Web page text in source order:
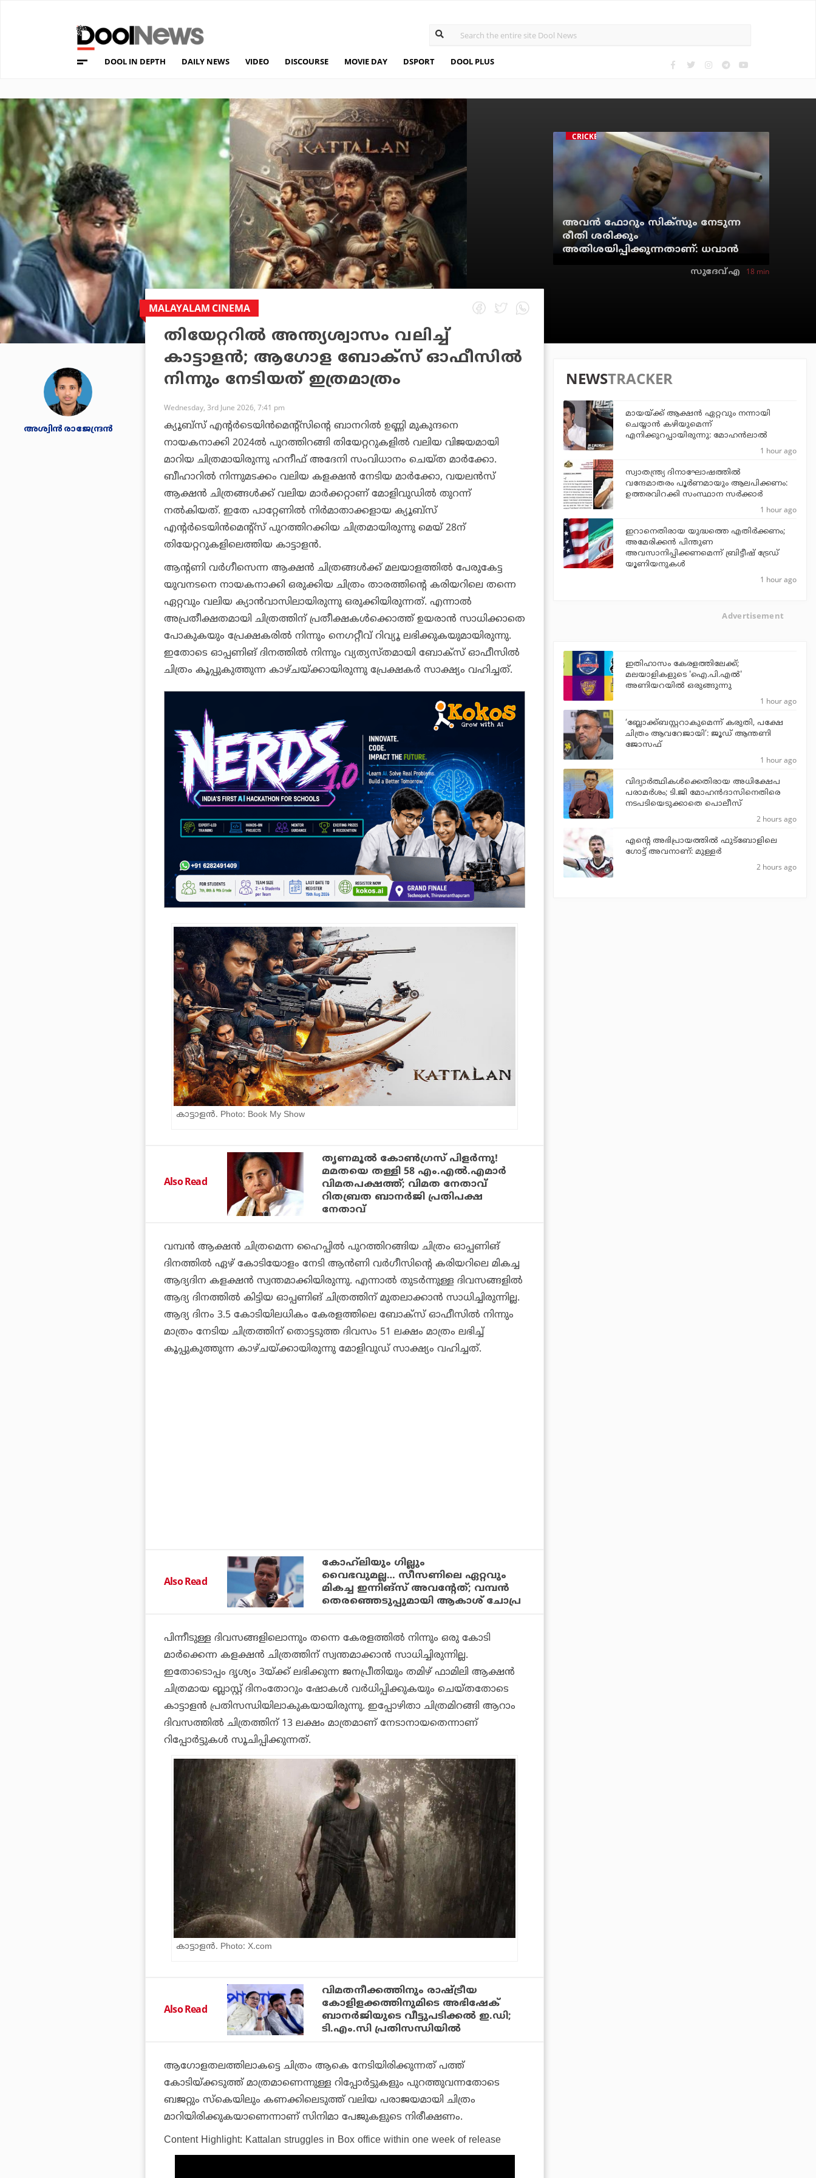
DOOL IN DEPTH DAILY NEWS VIDEO DISCOURSE MOVIE DAY DSPORT DOOL PLUS
CRICKET
അവന്‍ ഫോറും സിക്സും നേടുന്ന
രീതി ശരിക്കും
അതിശയിപ്പിക്കുന്നതാണ്: ധവാന്‍
സുദേവ് എ 18 min
അശ്വിന്‍ രാജേന്ദ്രന്‍
MALAYALAM CINEMA
തിയേറ്ററില്‍ അന്ത്യശ്വാസം വലിച്ച്
കാട്ടാളന്‍; ആഗോള ബോക്‌സ് ഓഫീസില്‍
നിന്നും നേടിയത് ഇത്രമാത്രം
Wednesday, 3rd June 2026, 7:41 pm
ക്യൂബ്സ് എന്റര്‍ടെയിന്‍മെന്റ്സിന്റെ ബാനറില്‍ ഉണ്ണി മുകുന്ദനെ
നായകനാക്കി 2024ല്‍ പുറത്തിറങ്ങി തിയേറ്ററുകളില്‍ വലിയ വിജയമായി
മാറിയ ചിത്രമായിരുന്നു ഹനീഫ് അദേനി സംവിധാനം ചെയ്ത മാര്‍ക്കോ.
ബീഹാറില്‍ നിന്നുമടക്കം വലിയ കളക്ഷന്‍ നേടിയ മാര്‍ക്കോ, വയലന്‍സ്
ആക്ഷന്‍ ചിത്രങ്ങള്‍ക്ക് വലിയ മാര്‍ക്കറ്റാണ് മോളിവുഡില്‍ തുറന്ന്
നല്‍കിയത്. ഇതേ പാറ്റേണില്‍ നിര്‍മാതാക്കളായ ക്യൂബ്സ്
എന്റര്‍ടെയിന്‍മെന്റ്സ് പുറത്തിറക്കിയ ചിത്രമായിരുന്നു മെയ് 28ന്
തിയേറ്ററുകളിലെത്തിയ കാട്ടാളന്‍.
ആന്റണി വര്‍ഗീസെന്ന ആക്ഷന്‍ ചിത്രങ്ങള്‍ക്ക് മലയാളത്തില്‍ പേരുകേട്ട
യുവനടനെ നായകനാക്കി ഒരുക്കിയ ചിത്രം താരത്തിന്റെ കരിയറിലെ തന്നെ
ഏറ്റവും വലിയ ക്യാന്‍വാസിലായിരുന്നു ഒരുക്കിയിരുന്നത്. എന്നാല്‍
അപ്രതീക്ഷതമായി ചിത്രത്തിന് പ്രതീക്ഷകള്‍ക്കൊത്ത് ഉയരാന്‍ സാധിക്കാതെ
പോകുകയും പ്രേക്ഷകരില്‍ നിന്നും നെഗറ്റീവ് റിവ്യൂ ലഭിക്കുകയുമായിരുന്നു.
ഇതോടെ ഓപ്പണിങ് ദിനത്തില്‍ നിന്നും വ്യത്യസ്തമായി ബോക്‌സ് ഓഫീസില്‍
ചിത്രം കൂപ്പുകുത്തുന്ന കാഴ്ചയ്ക്കായിരുന്നു പ്രേക്ഷകര്‍ സാക്ഷ്യം വഹിച്ചത്.
കാട്ടാളന്‍. Photo: Book My Show
Also Read
തൃണമൂൽ കോൺഗ്രസ് പിളർന്നു!
മമതയെ തള്ളി 58 എം.എൽ.എമാർ
വിമതപക്ഷത്ത്; വിമത നേതാവ്
റിതബ്രത ബാനർജി പ്രതിപക്ഷ
നേതാവ്
വമ്പന്‍ ആക്ഷന്‍ ചിത്രമെന്ന ഹൈപ്പില്‍ പുറത്തിറങ്ങിയ ചിത്രം ഓപ്പണിങ്
ദിനത്തില്‍ ഏഴ് കോടിയോളം നേടി ആന്‍ണി വര്‍ഗീസിന്റെ കരിയറിലെ മികച്ച
ആദ്യദിന കളക്ഷന്‍ സ്വന്തമാക്കിയിരുന്നു. എന്നാല്‍ തുടര്‍ന്നുള്ള ദിവസങ്ങളില്‍
ആദ്യ ദിനത്തില്‍ കിട്ടിയ ഓപ്പണിങ് ചിത്രത്തിന് മുതലാക്കാന്‍ സാധിച്ചിരുന്നില്ല.
ആദ്യ ദിനം 3.5 കോടിയിലധികം കേരളത്തിലെ ബോക്‌സ് ഓഫീസില്‍ നിന്നും
മാത്രം നേടിയ ചിത്രത്തിന് തൊട്ടടുത്ത ദിവസം 51 ലക്ഷം മാത്രം ലഭിച്ച്
കൂപ്പുകുത്തുന്ന കാഴ്ചയ്ക്കായിരുന്നു മോളിവുഡ് സാക്ഷ്യം വഹിച്ചത്.
Also Read
കോഹ്‌ലിയും ഗില്ലും
വൈഭവുമല്ല… സീസണിലെ ഏറ്റവും
മികച്ച ഇന്നിങ്‌സ് അവന്റേത്; വമ്പന്‍
തെരഞ്ഞെടുപ്പുമായി ആകാശ് ചോപ്ര
പിന്നീടുള്ള ദിവസങ്ങളിലൊന്നും തന്നെ കേരളത്തില്‍ നിന്നും ഒരു കോടി
മാര്‍ക്കെന്ന കളക്ഷന്‍ ചിത്രത്തിന് സ്വന്തമാക്കാന്‍ സാധിച്ചിരുന്നില്ല.
ഇതോടൊപ്പം ദൃശ്യം 3യ്ക്ക് ലഭിക്കുന്ന ജനപ്രീതിയും തമിഴ് ഫാമിലി ആക്ഷന്‍
ചിത്രമായ ബ്ലാസ്റ്റ് ദിനംതോറും ഷോകള്‍ വര്‍ധിപ്പിക്കുകയും ചെയ്തതോടെ
കാട്ടാളന്‍ പ്രതിസന്ധിയിലാകുകയായിരുന്നു. ഇപ്പോഴിതാ ചിത്രമിറങ്ങി ആറാം
ദിവസത്തില്‍ ചിത്രത്തിന് 13 ലക്ഷം മാത്രമാണ് നേടാനായതെന്നാണ്
റിപ്പോര്‍ട്ടുകള്‍ സൂചിപ്പിക്കുന്നത്.
കാട്ടാളന്‍. Photo: X.com
Also Read
വിമതനീക്കത്തിനും രാഷ്ട്രീയ
കോളിളക്കത്തിനുമിടെ അഭിഷേക്
ബാന‍ർജിയുടെ വീട്ടുപടിക്കൽ ഇ.ഡി;
ടി.എം.സി പ്രതിസന്ധിയിൽ
ആഗോളതലത്തിലാകട്ടെ ചിത്രം ആകെ നേടിയിരിക്കുന്നത് പത്ത്
കോടിയ്ക്കടുത്ത് മാത്രമാണെന്നുള്ള റിപ്പോര്‍ട്ടുകളും പുറത്തുവന്നതോടെ
ബജറ്റും സ്‌കെയിലും കണക്കിലെടുത്ത് വലിയ പരാജയമായി ചിത്രം
മാറിയിരിക്കുകയാണെന്നാണ് സിനിമാ പേജുകളുടെ നിരീക്ഷണം.
Content Highlight: Kattalan struggles in Box office within one week of release
NEWSTRACKER
മായയ്ക്ക് ആക്ഷന്‍ ഏറ്റവും നന്നായി
ചെയ്യാന്‍ കഴിയുമെന്ന്
എനിക്കുറപ്പായിരുന്നു: മോഹന്‍ലാല്‍
1 hour ago
സ്വാതന്ത്ര്യ ദിനാഘോഷത്തില്‍
വന്ദേമാതരം പൂര്‍ണമായും ആലപിക്കണം:
ഉത്തരവിറക്കി സംസ്ഥാന സര്‍ക്കാര്‍
1 hour ago
ഇറാനെതിരായ യുദ്ധത്തെ എതിര്‍ക്കണം;
അമേരിക്കന്‍ പിന്തുണ
അവസാനിപ്പിക്കണമെന്ന് ബ്രിട്ടീഷ് ട്രേഡ്
യൂണിയനുകള്‍
1 hour ago
Advertisement
ഇതിഹാസം കേരളത്തിലേക്ക്;
മലയാളികളുടെ 'ഐ.പി.എല്‍'
അണിയറയില്‍ ഒരുങ്ങുന്നു
1 hour ago
‘ബ്ലോക്ക്ബസ്റ്ററാകുമെന്ന് കരുതി, പക്ഷേ
ചിത്രം ആവറേജായി’: ജൂഡ് ആന്തണി
ജോസഫ്
1 hour ago
വിദ്യാര്‍ത്ഥികള്‍ക്കെതിരായ അധിക്ഷേപ
പരാമര്‍ശം; ടി.ജി മോഹന്‍ദാസിനെതിരെ
നടപടിയെടുക്കാതെ പൊലീസ്
2 hours ago
എന്റെ അഭിപ്രായത്തില്‍ ഫുട്‌ബോളിലെ
ഗോട്ട് അവനാണ്: മുള്ളര്‍
2 hours ago